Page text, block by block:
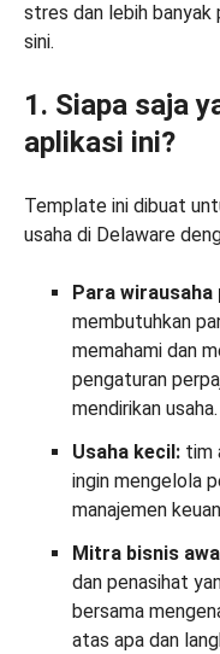
stres dan lebih banyak
sini.
1. Siapa saja
aplikasi ini?
Template ini dibuat
usaha di Delaware
Para
membutuhkan
memahami dan
pengaturan
mendirikan usaha.
Usaha kecil: tim
ingin mengelola
manajemen
Mitra bisnis
dan penasihat
bersama
atas apa dan